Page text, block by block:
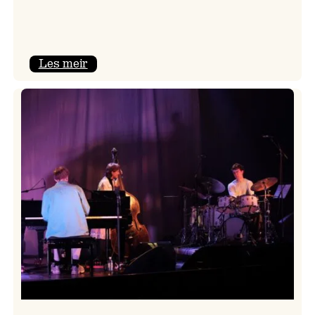
Les meir: